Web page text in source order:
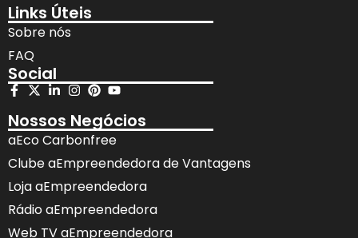
Links Úteis
Sobre nós
FAQ
Social
Nossos Negócios
aEco Carbonfree
Clube aEmpreendedora de Vantagens
Loja aEmpreendedora
Rádio aEmpreendedora
Web TV aEmpreendedora